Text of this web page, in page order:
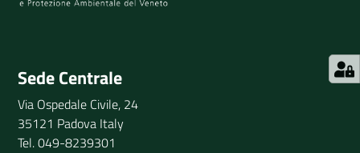
Sede Centrale
Via Ospedale Civile, 24
35121 Padova Italy
Tel. 049-8239301